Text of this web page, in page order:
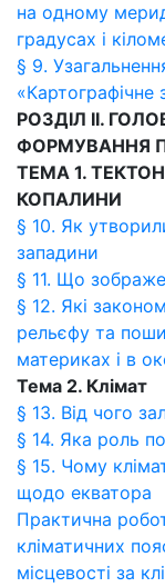
на одному
градусах і
§ 9.
«Картографічне
РОЗДІЛ II.
ФОРМУВАННЯ
ТЕМА 1.
КОПАЛИНИ
§ 10. Як
западини
§ 11. Що
§ 12. Які
рельєфу та
материках і в
Тема 2. Клімат
§ 13. Від чого
§ 14. Яка роль
§ 15. Чому
щодо екватора
Практична
кліматичних
місцевості за